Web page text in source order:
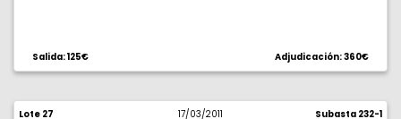
Salida: 125€ Adjudicación: 360€
Lote 27 17/03/2011 Subasta 232-1